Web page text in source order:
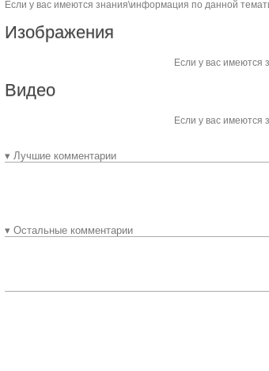
Если у вас имеются знания\информация по данной
Изображения
Если у вас имеются
Видео
Если у вас имеются
▾ Лучшие комментарии
▾ Остальные комментарии